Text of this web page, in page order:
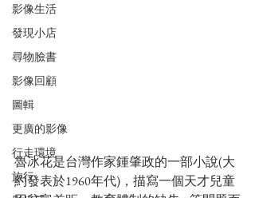
影像生活
發現小店
尋物臉書
影像回顧
圖輯
更廣的影像
行走環境
旅行
魯冰花是台灣作家鍾肇政的一部小說(大
約發表於1960年代)，描寫一個天才兒童